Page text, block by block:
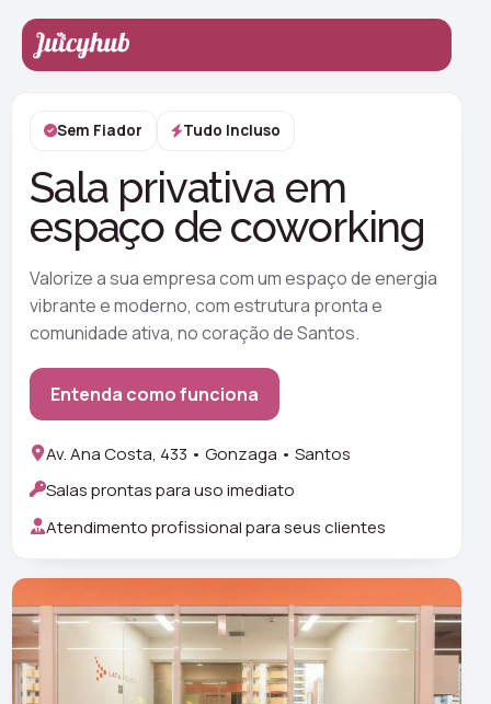
Sem Fiador Tudo Incluso
Sala privativa em
espaço de coworking
Valorize a sua empresa com um espaço de energia
vibrante e moderno, com estrutura pronta e
comunidade ativa, no coração de Santos.
Entenda como funciona
Av. Ana Costa, 433 • Gonzaga • Santos
Salas prontas para uso imediato
Atendimento profissional para seus clientes